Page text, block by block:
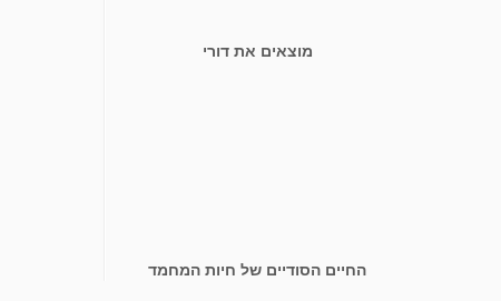
מוצאים את דורי
החיים הסודיים של חיות המחמד